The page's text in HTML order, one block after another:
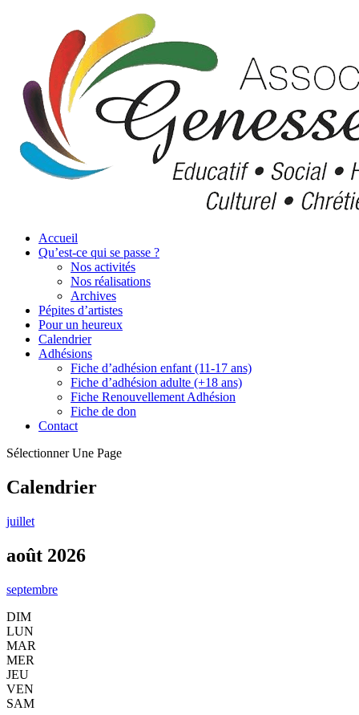
Accueil
Qu’est-ce qui se passe ?
Nos activités
Nos réalisations
Archives
Pépites d’artistes
Pour un heureux
Calendrier
Adhésions
Fiche d’adhésion enfant (11-17 ans)
Fiche d’adhésion adulte (+18 ans)
Fiche Renouvellement Adhésion
Fiche de don
Contact
Sélectionner Une Page
Calendrier
juillet
août 2026
septembre
DIM
LUN
MAR
MER
JEU
VEN
SAM